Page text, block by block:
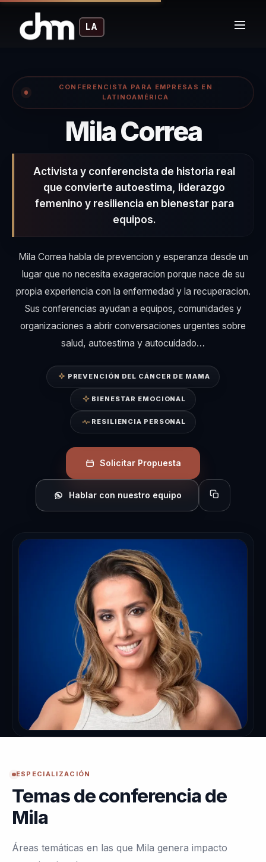
LA
CONFERENCISTA PARA EMPRESAS EN
LATINOAMÉRICA
Mila Correa–
Activista y conferencista de historia real
que convierte autoestima, liderazgo
femenino y resiliencia en bienestar para
equipos.
Mila Correa habla de prevencion y esperanza desde un
lugar que no necesita exageracion porque nace de su
propia experiencia con la enfermedad y la recuperacion.
Sus conferencias ayudan a equipos, comunidades y
organizaciones a abrir conversaciones urgentes sobre
salud, autoestima y autocuidado…
PREVENCIÓN DEL CÁNCER DE MAMA
BIENESTAR EMOCIONAL
RESILIENCIA PERSONAL
Solicitar Propuesta
Hablar con nuestro equipo Copiar perfil
ESPECIALIZACIÓN
Temas de conferencia de
Mila
Áreas temáticas en las que Mila genera impacto